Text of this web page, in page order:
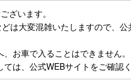
ざいます。
は大変混雑いたしますので、
お車で入ることはできません。
は、公式WEBサイトをご確認く